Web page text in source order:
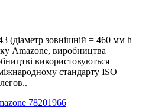
(діаметр зовнішній = 460 мм h
Amazone, виробництва
використовуються
стандарту ISO